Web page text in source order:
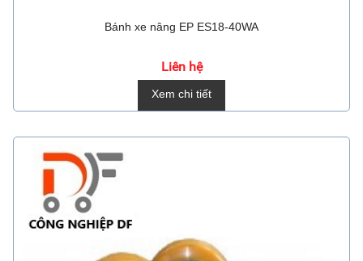
Bánh xe nâng EP ES18-40WA
Liên hệ
Xem chi tiết